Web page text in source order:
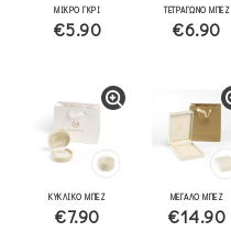
ΜΙΚΡΟ ΓΚΡΙ
€5.90
ΤΕΤΡΑΓΩΝΟ ΜΠΕΖ
€6.90
ΚΥΚΛΙΚΟ ΜΠΕΖ
€7.90
ΜΕΓΑΛΟ ΜΠΕΖ
€14.90